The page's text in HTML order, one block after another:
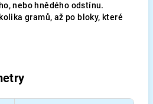
nebo hnědého odstínu.
gramů, až po bloky, které